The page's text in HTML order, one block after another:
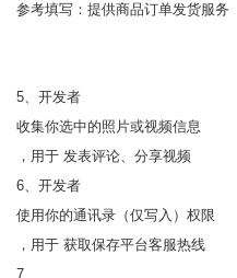
参考填写：提供商品订单发货服务
5、开发者
收集你选中的照片或视频信息
，用于 发表评论、分享视频
6、开发者
使用你的通讯录（仅写入）权限
，用于 获取保存平台客服热线
7、